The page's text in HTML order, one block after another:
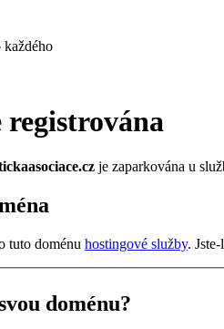
registrována
je zaparkována u
tuto doménu hostingové služby.
doménu?